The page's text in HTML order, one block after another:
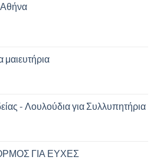
μαιευτήρια
- Λουλούδια για Συλλυπητήρια
ΓΙΑ ΕΥΧΕΣ